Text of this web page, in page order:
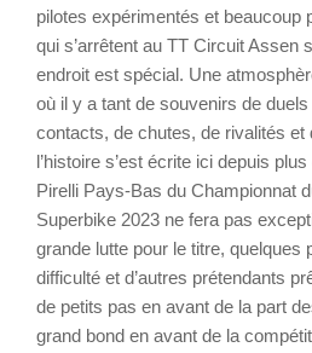
pilotes expérimentés et beaucoup
qui s’arrêtent au TT Circuit Assen
endroit est spécial. Une
où il y a tant de souvenirs de
contacts, de chutes, de rivalités et
l’histoire s’est écrite ici depuis
Pirelli Pays-Bas du Championnat
Superbike 2023 ne fera pas
grande lutte pour le titre, quelques
difficulté et d’autres prétendants
de petits pas en avant de la part
grand bond en avant de la